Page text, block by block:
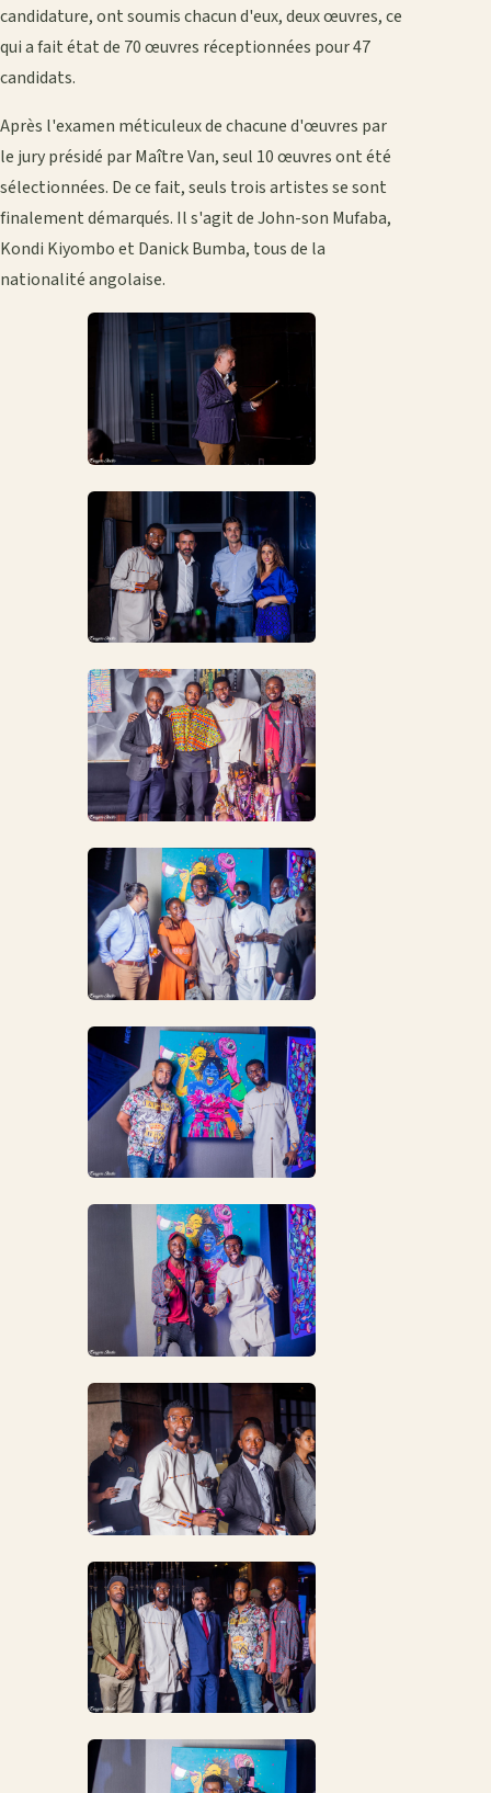
candidature, ont soumis chacun d'eux, deux œuvres, ce
qui a fait état de 70 œuvres réceptionnées pour 47
candidats.
Après l'examen méticuleux de chacune d'œuvres par
le jury présidé par Maître Van, seul 10 œuvres ont été
sélectionnées. De ce fait, seuls trois artistes se sont
finalement démarqués. Il s'agit de John-son Mufaba,
Kondi Kiyombo et Danick Bumba, tous de la
nationalité angolaise.